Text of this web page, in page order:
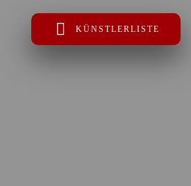
KÜNSTLERLISTE